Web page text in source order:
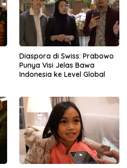
Diaspora di Swiss: Prabowo
Punya Visi Jelas Bawa
Indonesia ke Level Global